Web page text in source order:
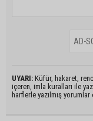
UYARI: Küfür, hakaret,
içeren, imla kuralları ile
harflerle yazılmış